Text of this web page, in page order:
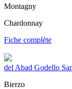
Montagny
Chardonnay
Fiche complète
del Abad Godello
Bierzo